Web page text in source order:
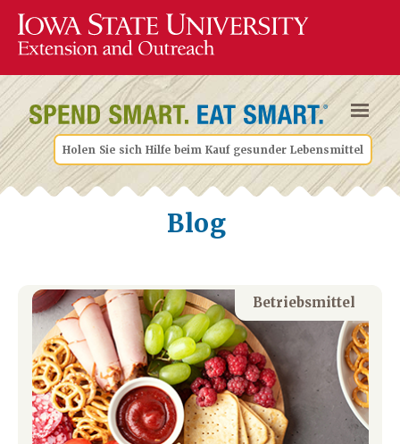
Holen Sie sich Hilfe beim Kauf gesunder Lebensmittel
Blog
Betriebsmittel